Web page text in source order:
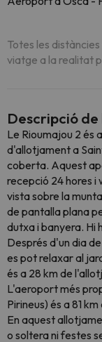
Totes les
viatge a la realitat
Descripció
Le Rioumajou 2 és
d'allotjament a
coberta. Aquest
recepció 24 hores
vista sobre la
de pantalla plana
dutxa i banyera. Hi
Després d'un dia
es pot relaxar al
és a 28 km de
L'aeroport més
Pirineus) és a 81
En aquest
o soltera ni festes